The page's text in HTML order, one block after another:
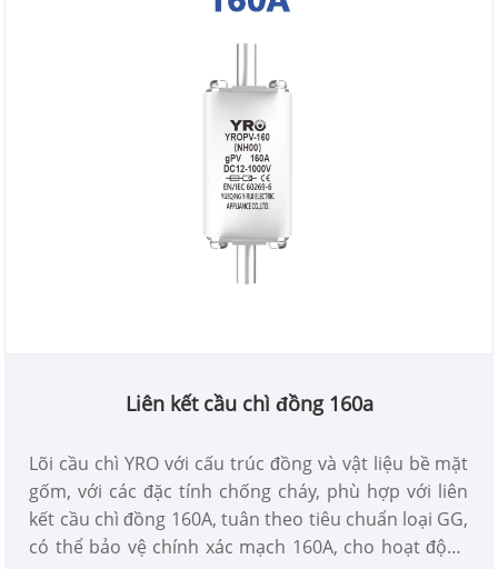
Liên kết cầu chì đồng 160a
Lõi cầu chì YRO với cấu trúc đồng và vật liệu bề mặt
gốm, với các đặc tính chống cháy, phù hợp với liên
kết cầu chì đồng 160A, tuân theo tiêu chuẩn loại GG,
có thể bảo vệ chính xác mạch 160A, cho hoạt động